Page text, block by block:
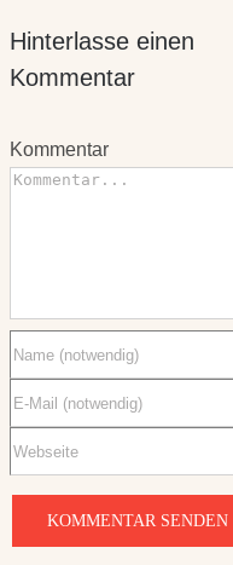
Kommentar
Diese Website verwendet